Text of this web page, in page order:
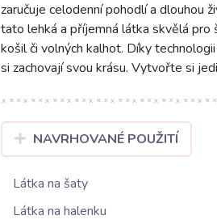
zaručuje celodenní pohodlí a dlouhou
tato lehká a příjemná látka skvělá pro
košil či volných kalhot. Díky
si zachovají svou krásu. Vytvořte si
NAVRHOVANÉ POUŽITÍ
Látka na šaty
Látka na halenku